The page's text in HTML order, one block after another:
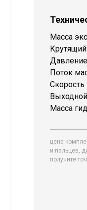
Масса
Поток
Масса
цена
и пальцев,
получите